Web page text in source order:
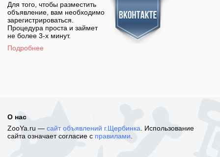
Для того, чтобы разместить
объявление, вам необходимо
зарегистрироваться.
Процедура проста и займет
не более 3-х минут.
Подробнее
О нас
ZooYa.ru — сайт объявлений г.Щербинка. Использование
сайта означает согласие с правилами.